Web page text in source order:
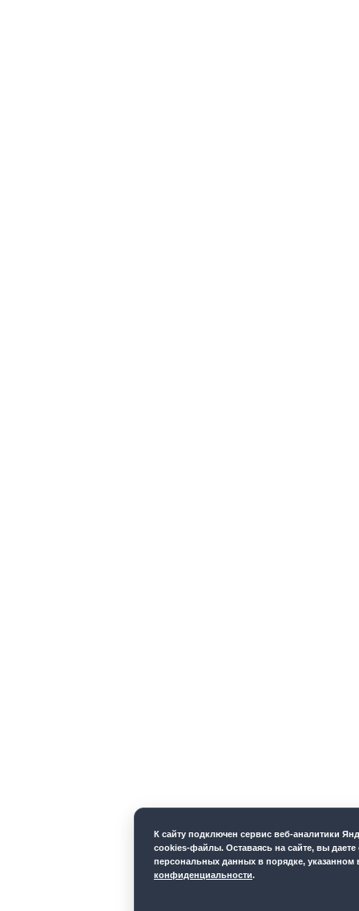
К cайту подключен сервис веб-аналитики
cookies-файлы. Оставаясь на сайте, вы даете
персональных данных в порядке, указанном
конфиденциальности.